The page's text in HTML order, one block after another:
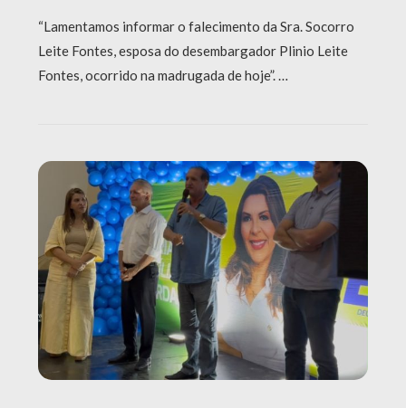
“Lamentamos informar o falecimento da Sra. Socorro
Leite Fontes, esposa do desembargador Plinio Leite
Fontes, ocorrido na madrugada de hoje”. …